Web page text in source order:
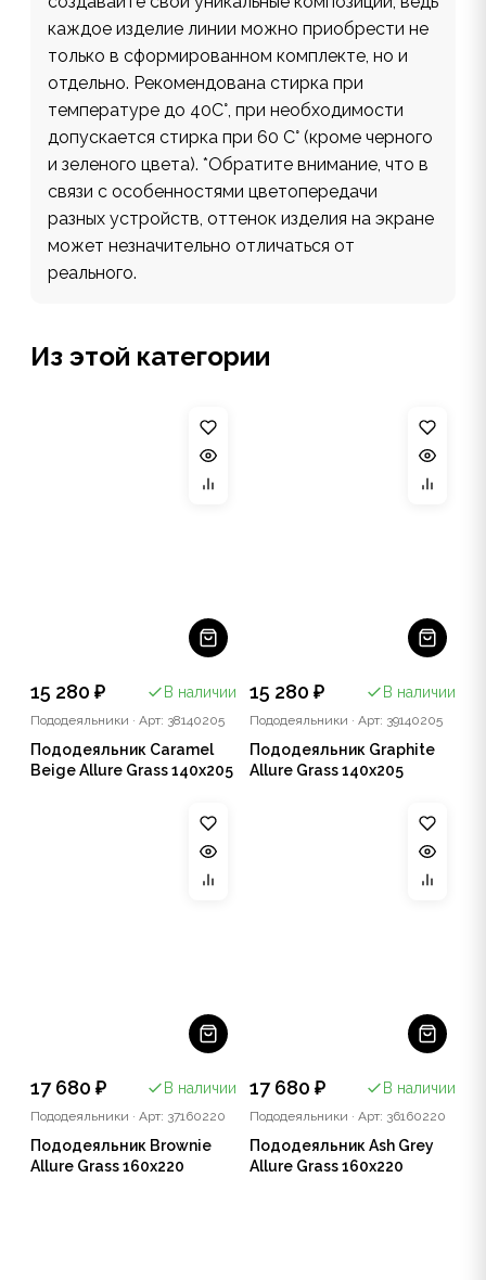
каждое изделие линии можно приобрести не
только в сформированном комплекте, но и
отдельно. Рекомендована стирка при
температуре до 40С°, при необходимости
допускается стирка при 60 С° (кроме черного
и зеленого цвета). *Обратите внимание, что в
связи с особенностями цветопередачи
разных устройств, оттенок изделия на экране
может незначительно отличаться от
реального.
Из этой категории
15 280 ₽ В наличии
Пододеяльники · Арт: 38140205
Пододеяльник Caramel
Beige Allure Grass 140x205
15 280 ₽ В наличии
Пододеяльники · Арт: 39140205
Пододеяльник Graphite
Allure Grass 140x205
17 680 ₽ В наличии
Пододеяльники · Арт: 37160220
Пододеяльник Brownie
Allure Grass 160x220
17 680 ₽ В наличии
Пододеяльники · Арт: 36160220
Пододеяльник Ash Grey
Allure Grass 160x220